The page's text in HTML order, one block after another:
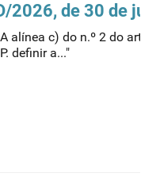
2026, de 30 de
alínea c) do n.º 2 do
definir a..."